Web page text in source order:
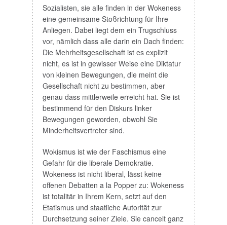
Sozialisten, sie alle finden in der Wokeness
eine gemeinsame Stoßrichtung für Ihre
Anliegen. Dabei liegt dem ein Trugschluss
vor, nämlich dass alle darin ein Dach finden:
Die Mehrheitsgesellschaft ist es explizit
nicht, es ist in gewisser Weise eine Diktatur
von kleinen Bewegungen, die meint die
Gesellschaft nicht zu bestimmen, aber
genau dass mittlerweile erreicht hat. Sie ist
bestimmend für den Diskurs linker
Bewegungen geworden, obwohl Sie
Minderheitsvertreter sind.
Wokismus ist wie der Faschismus eine
Gefahr für die liberale Demokratie.
Wokeness ist nicht liberal, lässt keine
offenen Debatten a la Popper zu: Wokeness
ist totalitär in Ihrem Kern, setzt auf den
Etatismus und staatliche Autorität zur
Durchsetzung seiner Ziele. Sie cancelt ganz